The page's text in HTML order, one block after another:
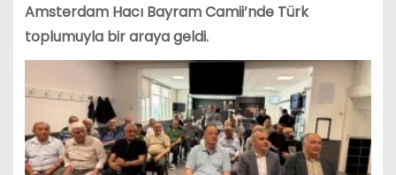
Amsterdam Hacı Bayram Camii’nde Türk
toplumuyla bir araya geldi.